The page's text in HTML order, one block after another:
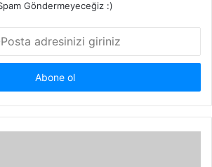
Göndermeyeceğiz :)